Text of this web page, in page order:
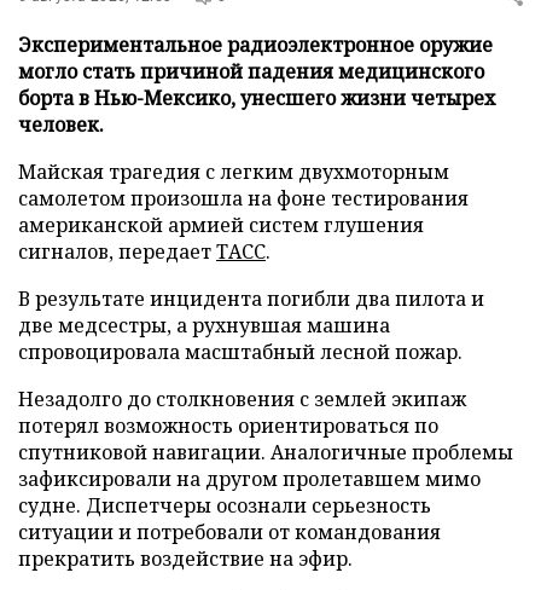
Экспериментальное радиоэлектронное оружие
могло стать причиной падения медицинского
борта в Нью-Мексико, унесшего жизни четырех
человек.
Майская трагедия с легким двухмоторным
самолетом произошла на фоне тестирования
американской армией систем глушения
сигналов, передаетТАСС.
В результате инцидента погибли два пилота и
две медсестры, а рухнувшая машина
спровоцировала масштабный лесной пожар.
Незадолго до столкновения с землей экипаж
потерял возможность ориентироваться по
спутниковой навигации. Аналогичные проблемы
зафиксировали на другом пролетавшем мимо
судне. Диспетчеры осознали серьезность
ситуации и потребовали от командования
прекратить воздействие на эфир.